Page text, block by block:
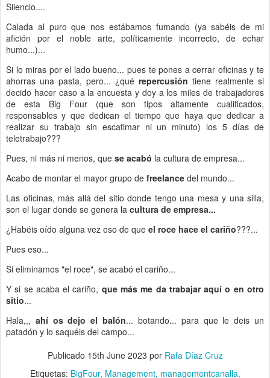
Silencio....
Calada al puro que nos estábamos fumando (ya sabéis de mi
afición por el noble arte, políticamente incorrecto, de echar
humo...)...
Si lo miras por el lado bueno... pues te pones a cerrar oficinas y te
ahorras una pasta, pero... ¿qué repercusión tiene realmente si
decido hacer caso a la encuesta y doy a los miles de trabajadores
de esta Big Four (que son tipos altamente cualificados,
responsables y que dedican el tiempo que haya que dedicar a
realizar su trabajo sin escatimar ni un minuto) los 5 días de
teletrabajo???
Pues, ni más ni menos, que se acabó la cultura de empresa...
Acabo de montar el mayor grupo de freelance del mundo...
Las oficinas, más allá del sitio donde tengo una mesa y una silla,
son el lugar donde se genera la cultura de empresa...
¿Habéis oído alguna vez eso de que el roce hace el cariño???...
Pues eso...
Si eliminamos "el roce", se acabó el cariño...
Y si se acaba el cariño, que más me da trabajar aquí o en otro
sitio...
Hala,,, ahí os dejo el balón... botando... para que le deis un
patadón y lo saquéis del campo...
Publicado 15th June 2023 por Rafa Díaz Cruz
Etiquetas: BigFour Management managementcanalla